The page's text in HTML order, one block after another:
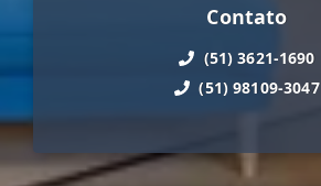
Contato
(51) 3621-1690
(51) 98109-3047